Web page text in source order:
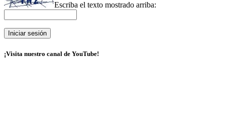
Escriba el texto mostrado arriba:
¡Visita nuestro canal de YouTube!